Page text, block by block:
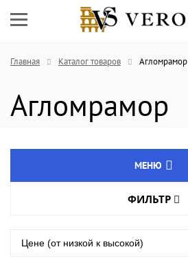
Главная Каталог товаров Агломрамор
Агломрамор
МЕНЮ
ФИЛЬТР
Цене (от низкой к высокой)